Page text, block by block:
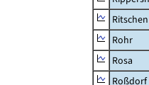
Rohr
Rosa
Roßdorf